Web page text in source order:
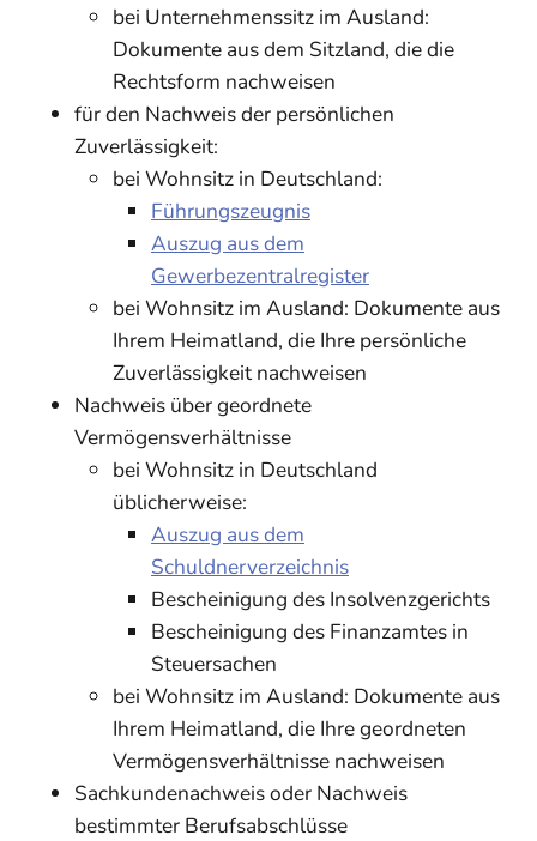
bei Unternehmenssitz im Ausland:
Dokumente aus dem Sitzland, die die
Rechtsform nachweisen
für den Nachweis der persönlichen
Zuverlässigkeit:
bei Wohnsitz in Deutschland:
Führungszeugnis
Auszug aus dem
Gewerbezentralregister
bei Wohnsitz im Ausland: Dokumente aus
Ihrem Heimatland, die Ihre persönliche
Zuverlässigkeit nachweisen
Nachweis über geordnete
Vermögensverhältnisse
bei Wohnsitz in Deutschland
üblicherweise:
Auszug aus dem
Schuldnerverzeichnis
Bescheinigung des Insolvenzgerichts
Bescheinigung des Finanzamtes in
Steuersachen
bei Wohnsitz im Ausland: Dokumente aus
Ihrem Heimatland, die Ihre geordneten
Vermögensverhältnisse nachweisen
Sachkundenachweis oder Nachweis
bestimmter Berufsabschlüsse